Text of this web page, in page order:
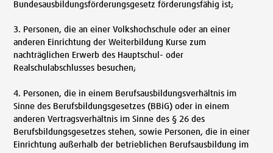
Bundesausbildungsförderungsgesetz förderungsfähig ist;
3. Personen, die an einer Volkshochschule oder an einer
anderen Einrichtung der Weiterbildung Kurse zum
nachträglichen Erwerb des Hauptschul- oder
Realschulabschlusses besuchen;
4. Personen, die in einem Berufsausbildungsverhältnis im
Sinne des Berufsbildungsgesetzes (BBiG) oder in einem
anderen Vertragsverhältnis im Sinne des § 26 des
Berufsbildungsgesetzes stehen, sowie Personen, die in einer
Einrichtung außerhalb der betrieblichen Berufsausbildung im